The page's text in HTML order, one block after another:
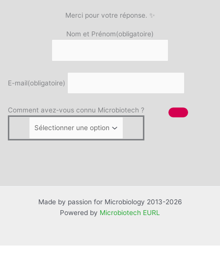
Merci pour votre réponse. ✨
Nom et Prénom(obligatoire)
E-mail(obligatoire)
Comment avez-vous connu Microbiotech ?
Made by passion for Microbiology 2013-2026
Powered by Microbiotech EURL